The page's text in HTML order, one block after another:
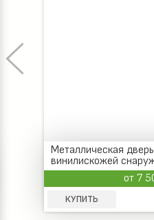
Металлическая
винилискожей
от 7
КУПИТЬ